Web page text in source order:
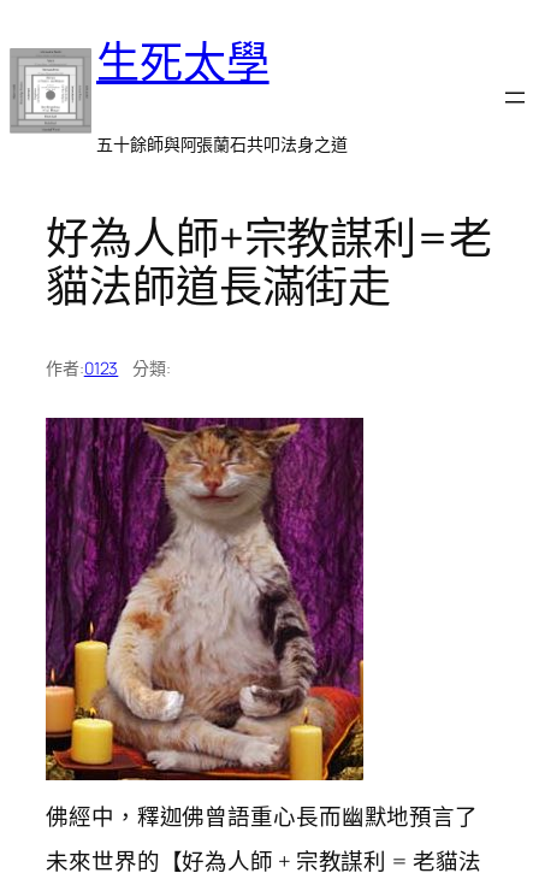
至
主
要
內
生死太學
五十餘師與阿張蘭石共叩法身之道
好為人師+宗教謀利=老
貓法師道長滿街走
作者:0123 分類:
佛經中，釋迦佛曾語重心長而幽默地預言了
未來世界的【好為人師 + 宗教謀利 = 老貓法